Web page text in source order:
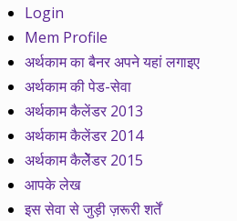
Login
Mem Profile
अर्थकाम का बैनर अपने यहां लगाइए
अर्थकाम की पेड-सेवा
अर्थकाम कैलेंडर 2013
अर्थकाम कैलेंडर 2014
अर्थकाम कैलेेंडर 2015
आपके लेख
इस सेवा से जुड़ी ज़रूरी शर्तें